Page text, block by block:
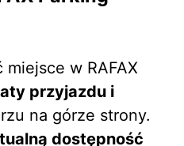
w RAFAX
przyjazdu i
na górze strony.
dostępność